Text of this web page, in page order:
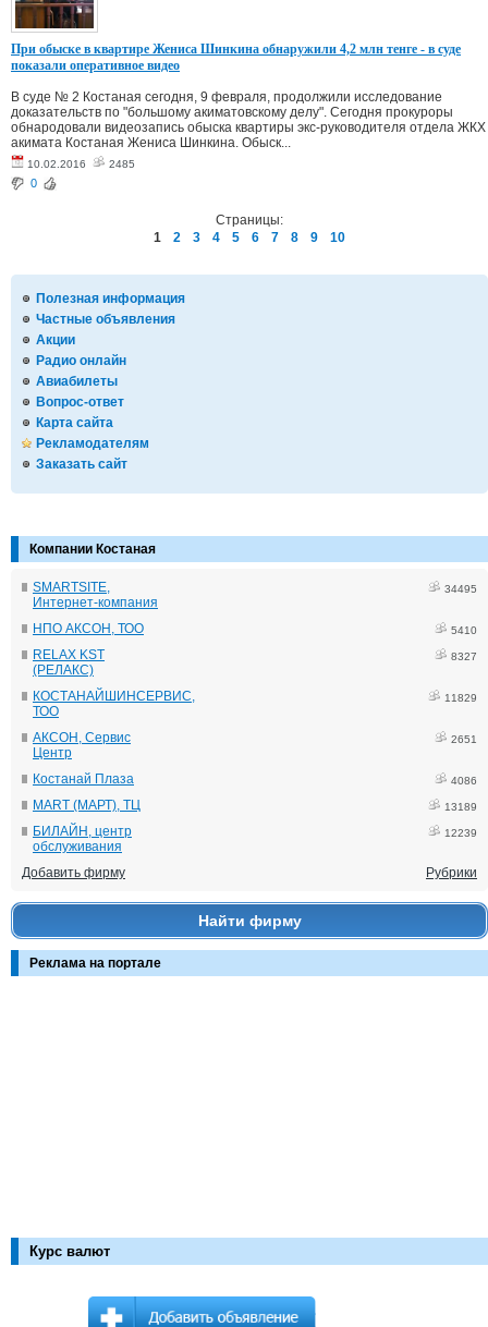
Полезная информация
Частные объявления
Акции
Радио онлайн
Авиабилеты
Вопрос-ответ
Карта сайта
Рекламодателям
Заказать сайт
Компании Костаная
SMARTSITE,
Интернет-компания
34495
НПО АКСОН, ТОО 5410
RELAX KST
(РЕЛАКС)
8327
КОСТАНАЙШИНСЕРВИС,
ТОО
11829
АКСОН, Сервис
Центр
2651
Костанай Плаза 4086
MART (МАРТ), ТЦ 13189
БИЛАЙН, центр
обслуживания
12239
Добавить фирму Рубрики
Найти фирму
Реклама на портале
Курс валют
При обыске в квартире Жениса Шинкина обнаружили 4,2 млн тенге - в суде
показали оперативное видео
В суде № 2 Костаная сегодня, 9 февраля, продолжили исследование
доказательств по "большому акиматовскому делу". Сегодня прокуроры
обнародовали видеозапись обыска квартиры экс-руководителя отдела ЖКХ
акимата Костаная Жениса Шинкина. Обыск...
10.02.2016 2485
0
Страницы:
1
2 3 4 5 6 7 8 9 10